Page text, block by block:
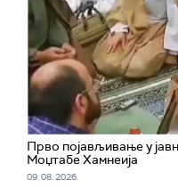
Прво појављивање у
Моџтабe Хамнеија
09. 08. 2026.